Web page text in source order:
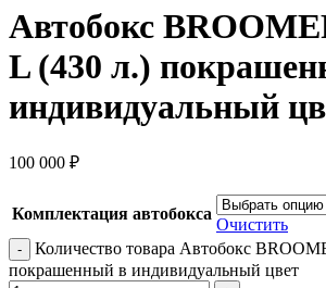
Автобокс
L (430 л.)
индивидуальный
100 000 ₽
Комплектация автобокса
Очистить
Количество товара Автобокс
покрашенный в индивидуальный цвет